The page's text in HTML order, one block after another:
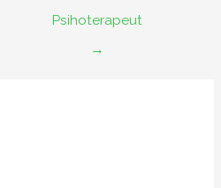
Psihoterapeut
→